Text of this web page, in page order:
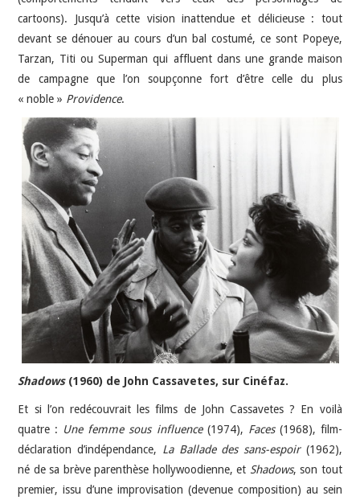
cartoons). Jusqu’à cette vision inattendue et délicieuse : tout
devant se dénouer au cours d’un bal costumé, ce sont Popeye,
Tarzan, Titi ou Superman qui affluent dans une grande maison
de campagne que l’on soupçonne fort d’être celle du plus
« noble » Providence.
Shadows(1960) de John Cassavetes, sur Cinéfaz.
Et si l’on redécouvrait les films de John Cassavetes ? En voilà
quatre : Une femme sous influence(1974), Faces(1968), film-
déclaration d’indépendance, La Ballade des sans-espoir(1962),
né de sa brève parenthèse hollywoodienne, et Shadows, son tout
premier, issu d’une improvisation (devenue composition) au sein